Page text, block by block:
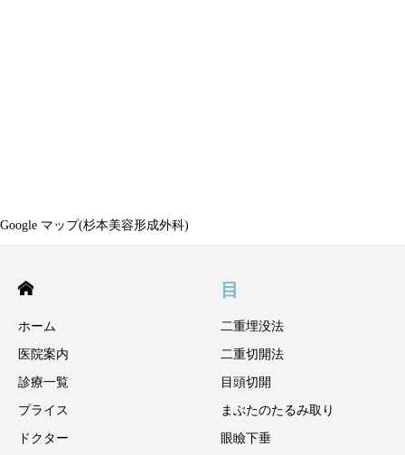
Google マップ(杉本美容形成外科)
ホーム
医院案内
診療一覧
プライス
ドクター
目
二重埋没法
二重切開法
目頭切開
まぶたのたるみ取り
眼瞼下垂